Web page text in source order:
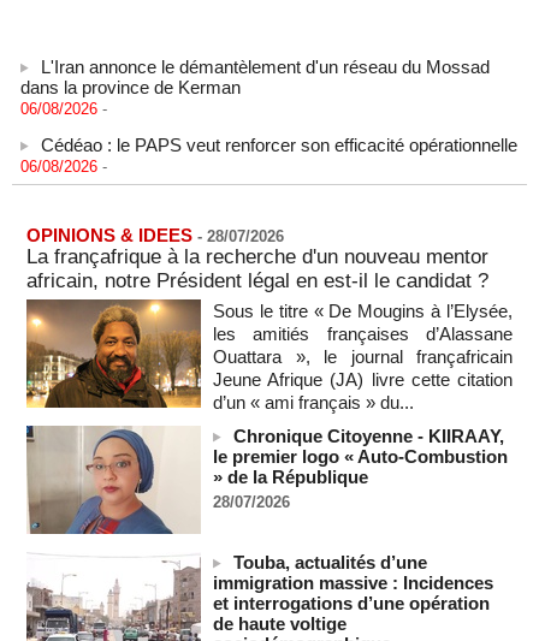
dans la province de Kerman
06/08/2026 -
06/08/2026
L'armée nigériane obtient une hausse salariale historique
Au Nigeria, plus de 300 victimes d’enlèvements ont été
libérées
06/08/2026 -
Au Nigeria, plus de 300 victimes d’enlèvements ont été
libérées
06/08/2026 -
Soutenir l’intégrité de l’information à Sao Tomé-et-Principe à
l’approche des élections
06/08/2026 -
Taïwan bloque un pont stratégique lors de la simulation d'une
invasion par la Chine
06/08/2026 -
Les Bourses mondiales suspendues au Moyen-Orient,
records en Europe
06/08/2026 -
Soudan du Sud : Les avocats de Riek Machar sollicitent un
OPINIONS & IDEES - 28/07/2026
La françafrique à la recherche d'un nouveau mentor
africain, notre Président légal en est-il le candidat ?
Sous le titre « De Mougins à l’Elysée,
les amitiés françaises d’Alassane
Ouattara », le journal françafricain
Jeune Afrique (JA) livre cette citation
d’un « ami français » du...
Chronique Citoyenne - KIIRAAY,
le premier logo « Auto-Combustion
» de la République
28/07/2026
Touba, actualités d’une
immigration massive : Incidences
et interrogations d’une opération
de haute voltige